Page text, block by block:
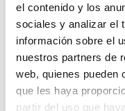
el contenido y los
sociales y analizar el
información sobre el
nuestros partners de
web, quienes pueden
que les haya
partir del uso que
guante flor
15,25€